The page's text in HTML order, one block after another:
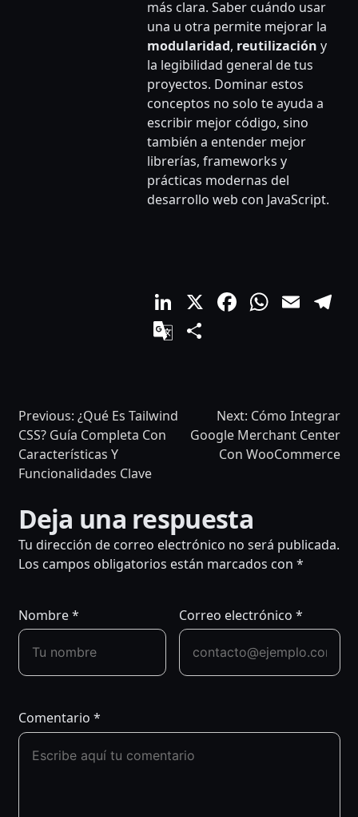
más clara. Saber cuándo usar
una u otra permite mejorar la
modularidad, reutilización y
la legibilidad general de tus
proyectos. Dominar estos
conceptos no solo te ayuda a
escribir mejor código, sino
también a entender mejor
librerías, frameworks y
prácticas modernas del
desarrollo web con JavaScript.
LinkedIn
X Facebook
Google
NAVEGACIÓN
DE
Previous: ¿Qué Es Tailwind
CSS? Guía Completa Con
Características Y
Funcionalidades Clave
Next: Cómo Integrar
Google Merchant Center
Con WooCommerce
Deja una respuesta
Tu dirección de correo electrónico no será publicada.
Los campos obligatorios están marcados con *
Nombre* Correo electrónico *
Comentario *